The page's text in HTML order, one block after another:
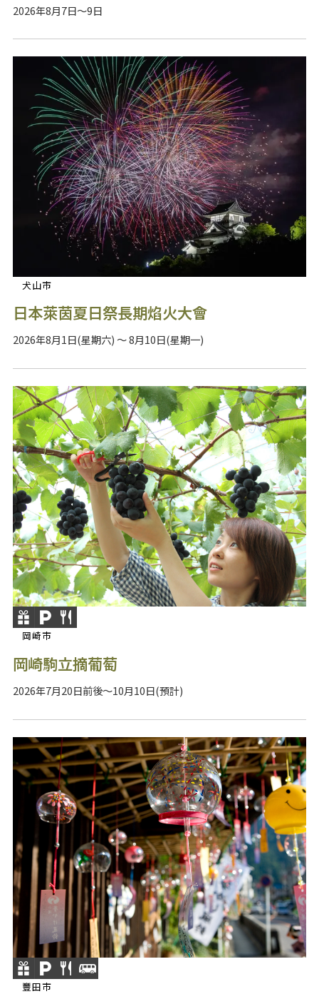
2026年8月7日～9日
犬山市
日本萊茵夏日祭長期焰火大會
2026年8月1日(星期六) ～ 8月10日(星期一)
岡崎市
岡崎駒立摘葡萄
2026年7月20日前後～10月10日(預計)
豐田市